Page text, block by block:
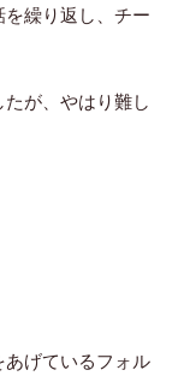
繰り返し、チー
が、やはり難し
げているフォル